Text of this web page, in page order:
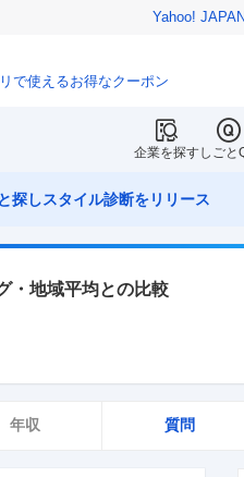
Yahoo! JAPAN
で使えるお得なクーポン
企業を探すしごと
探しスタイル診断をリリース
・地域平均との比較
年収 質問